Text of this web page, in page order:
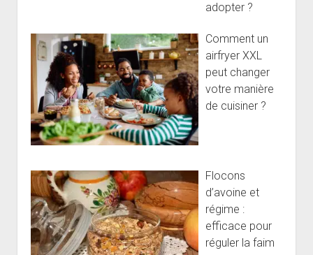
adopter ?
Comment un
airfryer XXL
peut changer
votre manière
de cuisiner ?
Flocons
d’avoine et
régime :
efficace pour
réguler la faim